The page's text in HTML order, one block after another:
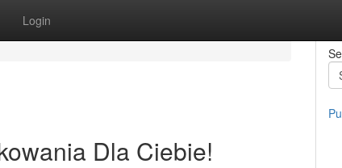
Login
Dla Ciebie!